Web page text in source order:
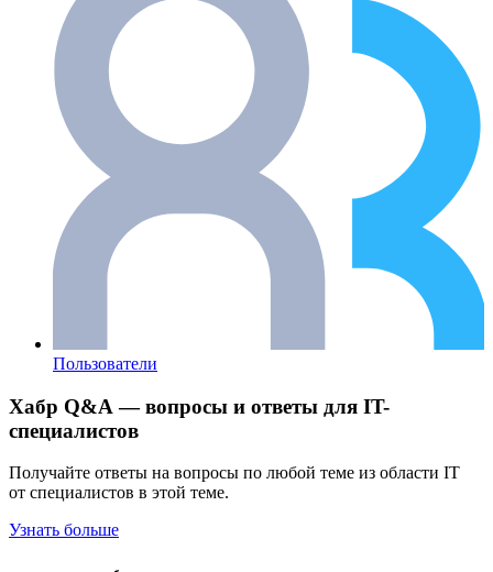
Пользователи
Хабр Q&A — вопросы и ответы для IT-
специалистов
Получайте ответы на вопросы по любой теме из области IT
от специалистов в этой теме.
Узнать больше